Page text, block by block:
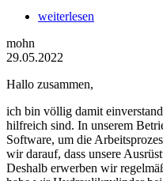
weiterlesen
mohn
29.05.2022
Hallo zusammen,
ich bin völlig damit
hilfreich sind. In unserem
Software, um die
wir darauf, dass unsere
Deshalb erwerben wir